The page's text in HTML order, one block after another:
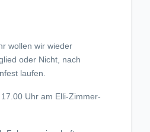
wollen wir wieder
oder Nicht, nach
laufen.
Uhr am Elli-Zimmer-